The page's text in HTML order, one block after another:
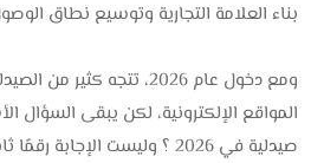
بناء العلامة التجارية وتوسيع نطاق
ومع دخول عام 2026، تتجه
المواقع الإلكترونية، لكن يبقى
صيدلية في 2026 ؟ وليست